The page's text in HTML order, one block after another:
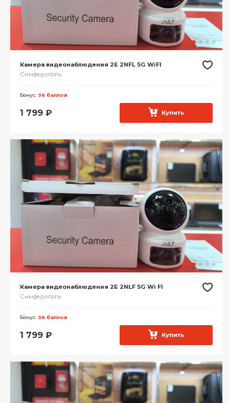
Камера видеонаблюдения 2E 2NFL 5G WiFI
Симферополь
Бонус: 36 баллов
1 799 ₽ Купить
Камера видеонаблюдения 2E 2NLF 5G Wi FI
Симферополь
Бонус: 36 баллов
1 799 ₽ Купить